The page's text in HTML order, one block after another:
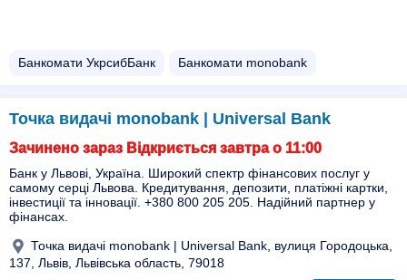
Банкомати УкрсибБанк Банкомати monobank
Точка видачі monobank | Universal Bank
Зачинено зараз Відкриється завтра о 11:00
Банк у Львові, Україна. Широкий спектр фінансових послуг у
самому серці Львова. Кредитування, депозити, платіжні картки,
інвестиції та інновації. +380 800 205 205. Надійний партнер у
фінансах.
Точка видачі monobank | Universal Bank, вулиця Городоцька,
137, Львів, Львівська область, 79018